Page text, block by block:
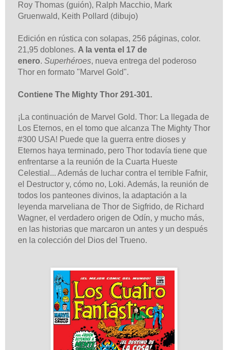
Roy Thomas (guión), Ralph Macchio, Mark
Gruenwald, Keith Pollard (dibujo)
Edición en rústica con solapas, 256 páginas, color.
21,95 doblones. A la venta el 17 de
enero. Superhéroes, nueva entrega del poderoso
Thor en formato "Marvel Gold".
Contiene The Mighty Thor 291-301.
¡La continuación de Marvel Gold. Thor: La llegada de
Los Eternos, en el tomo que alcanza The Mighty Thor
#300 USA! Puede que la guerra entre dioses y
Eternos haya terminado, pero Thor todavía tiene que
enfrentarse a la reunión de la Cuarta Hueste
Celestial... Además de luchar contra el terrible Fafnir,
el Destructor y, cómo no, Loki. Además, la reunión de
todos los panteones divinos, la adaptación a la
leyenda marveliana de Thor de Sigfrido, de Richard
Wagner, el verdadero origen de Odín, y mucho más,
en las historias que marcaron un antes y un después
en la colección del Dios del Trueno.